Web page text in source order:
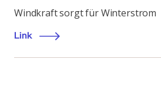
Windkraft sorgt für Winterstrom
Link